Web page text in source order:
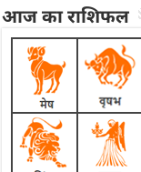
आज का राशिफल